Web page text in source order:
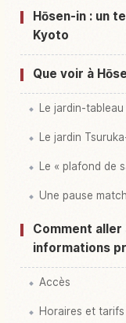
Activités
Hōsen-in : un
Kyoto
Que voir à
Le jardin-
Le jardin
Le « plafond de
Une pause
Comment aller
informations
Accès
Horaires et tarifs